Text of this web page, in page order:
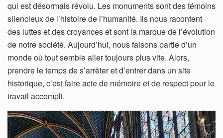
qui est désormais révolu. Les monuments sont des témoins
silencieux de l’histoire de l’humanité. Ils nous racontent
des luttes et des croyances et sont la marque de l’évolution
de notre société. Aujourd’hui, nous faisons partie d’un
monde où tout semble aller toujours plus vite. Alors,
prendre le temps de s’arrêter et d’entrer dans un site
historique, c’est faire acte de mémoire et de respect pour le
travail accompli.